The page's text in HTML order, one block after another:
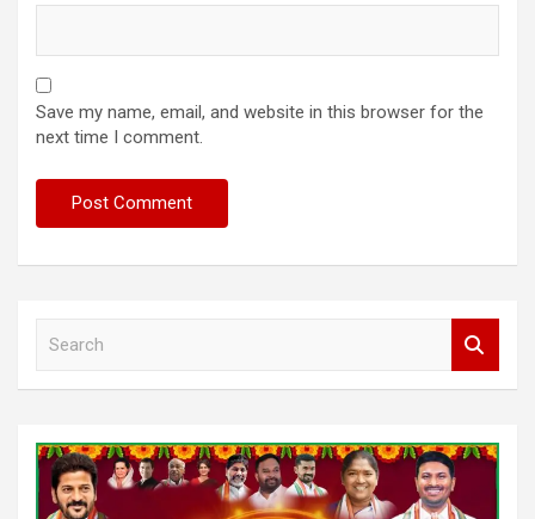
Save my name, email, and website in this browser for the
next time I comment.
h